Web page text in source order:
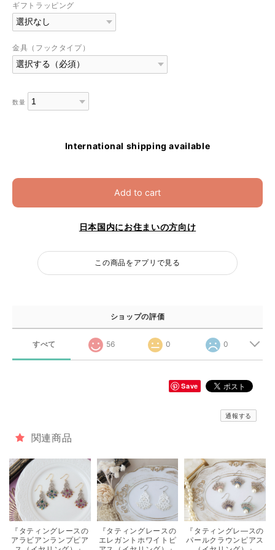
ギフトラッピング
金具（フックタイプ）
数量
International shipping available
Add to cart
日本国内にお住まいの方向け
この商品をアプリで見る
ショップの評価
すべて 56 0 0
Save
通報する
関連商品
『タティングレースの
アラビアンランプピア
『タティングレースの
エレガントホワイトピ
『タティングレ―スの
パールクラウンピアス